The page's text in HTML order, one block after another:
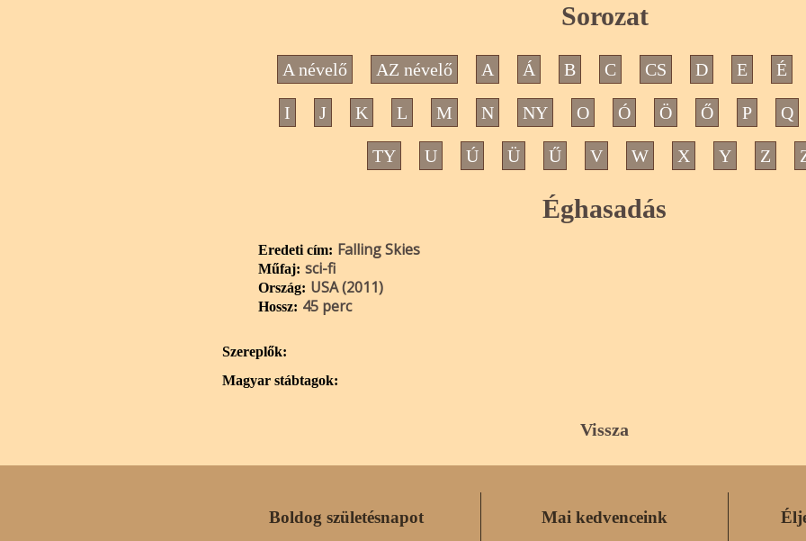
Sorozat
A névelő AZ névelő A Á B C CS D E É
I J K L M N NY O Ó Ö Ő P Q
TY U Ú Ü Ű V W X Y Z
Éghasadás
Eredeti cím: Falling Skies
Műfaj: sci-fi
Ország: USA (2011)
Hossz: 45 perc
Szereplők:
Magyar stábtagok:
Vissza
Boldog születésnapot Mai kedvenceink